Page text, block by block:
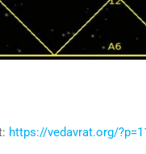
https://vedavrat.org/